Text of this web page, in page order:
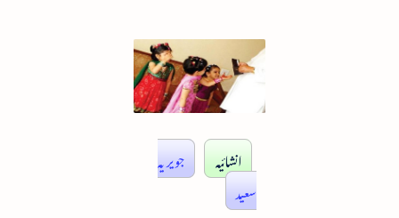
انشائیہ
جویریہ
سعید